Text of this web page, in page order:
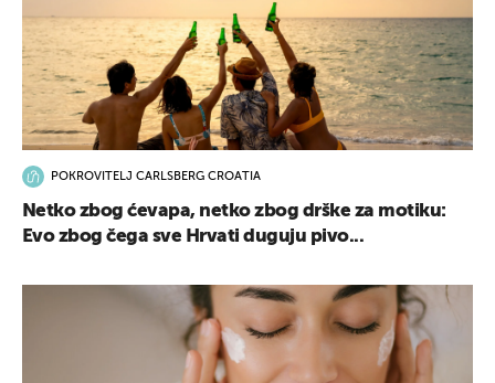
POKROVITELJ CARLSBERG CROATIA
Netko zbog ćevapa, netko zbog drške za motiku:
Evo zbog čega sve Hrvati duguju pivo...